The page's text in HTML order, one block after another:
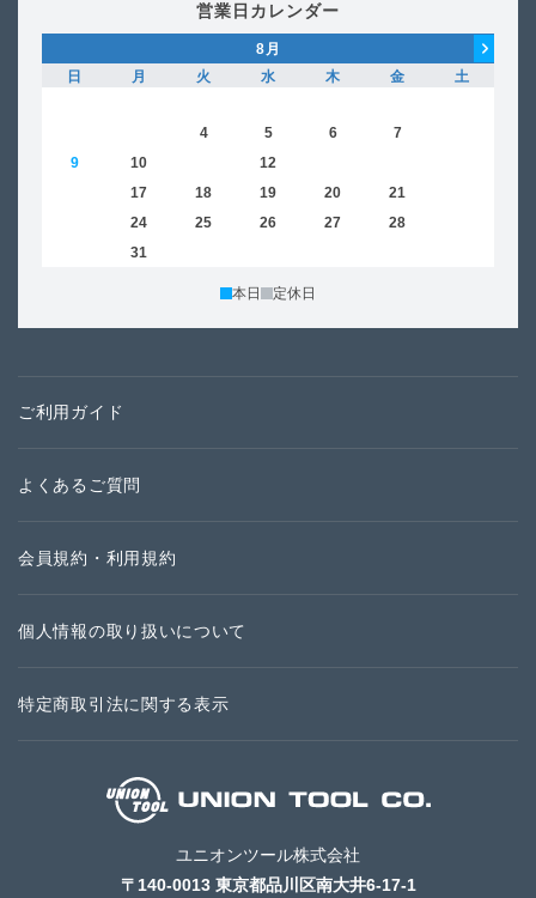
営業日カレンダー
8 月
日
月 火 水 木 金
土
4 5 6 7
9
10 12
17 18 19 20 21
24 25 26 27 28
31
本日 定休日
ご利用ガイド
よくあるご質問
会員規約・利用規約
個人情報の取り扱いについて
特定商取引法に関する表示
ユニオンツール株式会社
〒140-0013 東京都品川区南大井6-17-1